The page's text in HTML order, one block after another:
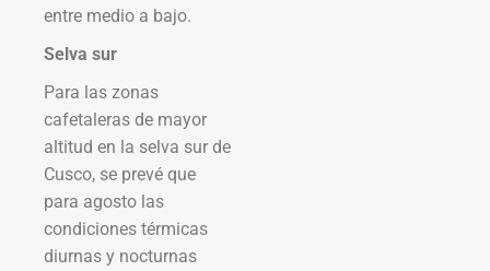
entre medio a bajo.
Selva sur
Para las zonas
cafetaleras de mayor
altitud en la selva sur de
Cusco, se prevé que
para agosto las
condiciones térmicas
diurnas y nocturnas